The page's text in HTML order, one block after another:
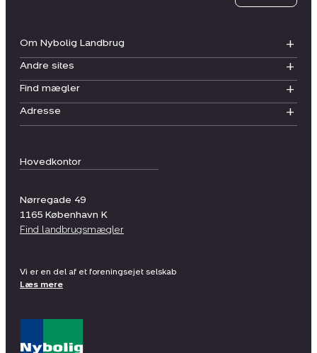
Hovedkontor
Nørregade 49
1165 København K
Find landbrugsmægler
Om Nybolig Landbrug
Andre sites
Find mægler
Adresse
Vi er en del af et foreningsejet selskab
Læs mere